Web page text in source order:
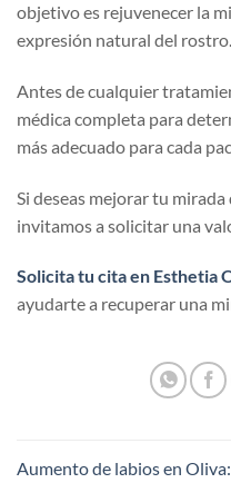
objetivo es rejuvenecer la
expresión natural del rostro.
Antes de cualquier
médica completa para
más adecuado para cada
Si deseas mejorar tu
invitamos a solicitar una
Solicita tu cita en Esthetia
ayudarte a recuperar una
Aumento de labios en Oliva: